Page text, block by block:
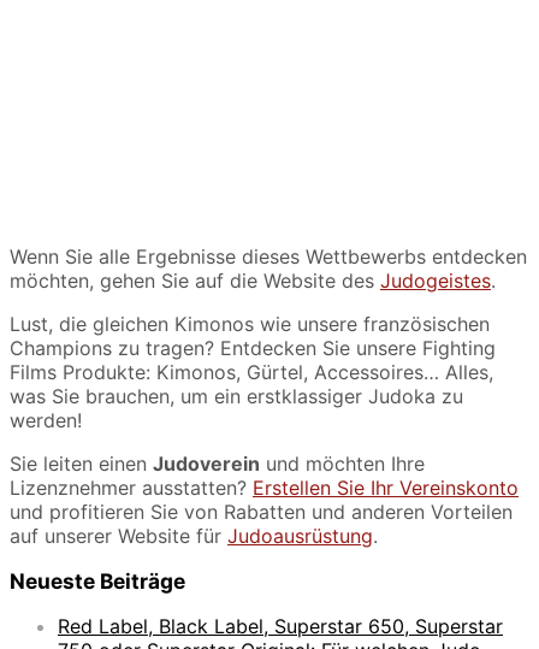
Wenn Sie alle Ergebnisse dieses Wettbewerbs entdecken
möchten, gehen Sie auf die Website des Judogeistes.
Lust, die gleichen Kimonos wie unsere französischen
Champions zu tragen? Entdecken Sie unsere Fighting
Films Produkte: Kimonos, Gürtel, Accessoires… Alles,
was Sie brauchen, um ein erstklassiger Judoka zu
werden!
Sie leiten einen Judoverein und möchten Ihre
Lizenznehmer ausstatten? Erstellen Sie Ihr Vereinskonto
und profitieren Sie von Rabatten und anderen Vorteilen
auf unserer Website für Judoausrüstung.
Neueste Beiträge
Red Label, Black Label, Superstar 650, Superstar